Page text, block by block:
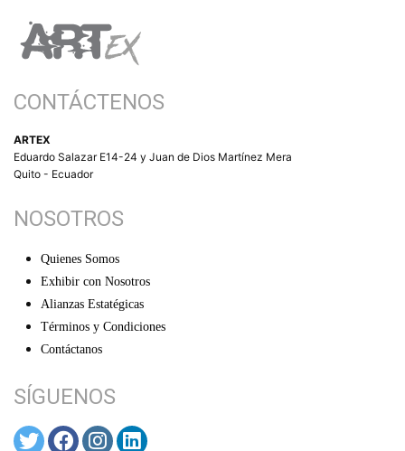
CONTÁCTENOS
ARTEX
Eduardo Salazar E14-24 y Juan de Dios Martínez Mera
Quito - Ecuador
NOSOTROS
Quienes Somos
Exhibir con Nosotros
Alianzas Estatégicas
Términos y Condiciones
Contáctanos
SÍGUENOS